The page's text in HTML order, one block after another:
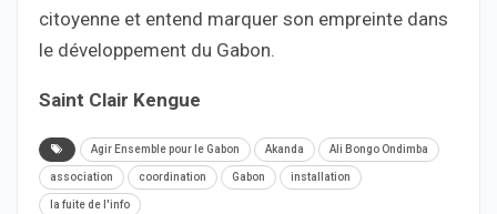
citoyenne et entend marquer son empreinte dans
le développement du Gabon.
Saint Clair Kengue
Agir Ensemble pour le Gabon Akanda Ali Bongo Ondimba
association coordination Gabon installation
la fuite de l'info